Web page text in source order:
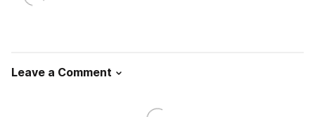
Leave a Comment